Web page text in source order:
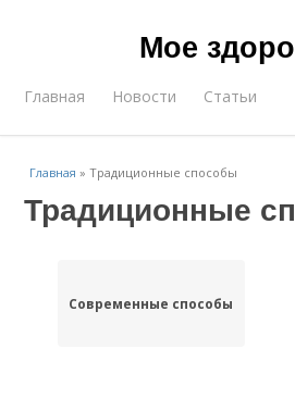
Мое
Главная Новости Статьи
Главная »Традиционные способы
Традиционные
Современные способы